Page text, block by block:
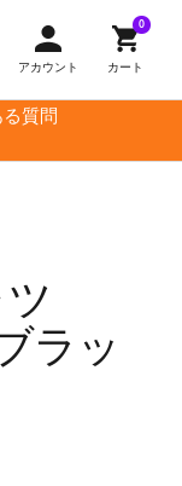
アカウント カート
0
質問
ラッ